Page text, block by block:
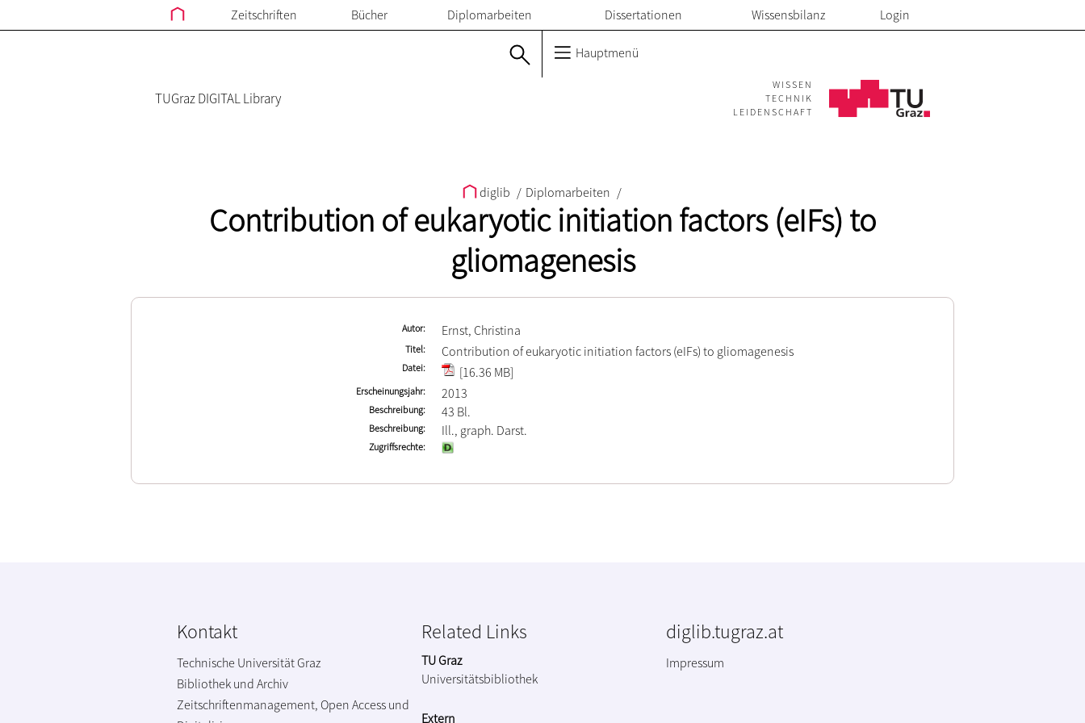
Zeitschriften Bücher Diplomarbeiten Dissertationen Wissensbilanz Login
Hauptmenü
TUGraz DIGITAL Library
WISSEN
TECHNIK
LEIDENSCHAFT
diglib / Diplomarbeiten /
Contribution of eukaryotic initiation factors (eIFs) to
gliomagenesis
Autor Ernst, Christina
Titel Contribution of eukaryotic initiation factors (eIFs) to gliomagenesis
Datei [16.36 MB]
Erscheinungsjahr 2013
Beschreibung 43 Bl.
Beschreibung Ill., graph. Darst.
Zugriffsrechte
Kontakt
Technische Universität Graz
Bibliothek und Archiv
Zeitschriftenmanagement, Open Access und
Related Links
TU Graz
Universitätsbibliothek
Extern
diglib.tugraz.at
Impressum